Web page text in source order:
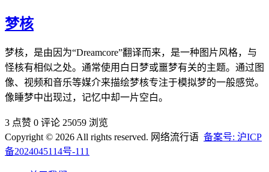
梦核
梦核，是由因为“Dreamcore”翻译而来，是一种图片风格，与
怪核有相似之处。通常使用白日梦或噩梦有关的主题。通过图
像、视频和音乐等媒介来描绘梦核专注于模拟梦的一般感觉。
像睡梦中出现过，记忆中却一片空白。
3 点赞 0 评论 25059 浏览
Copyright © 2026 All rights reserved. 网络流行语 备案号: 沪ICP
备2024045114号-111